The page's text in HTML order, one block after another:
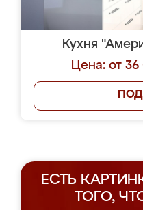
Кухня
Цена: от
ЕСТЬ
ТОГО,